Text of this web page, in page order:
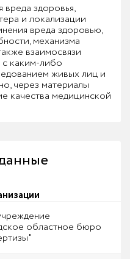
вреда здоровья,
и локализации
вреда здоровью,
механизма
взаимосвязи
каким-либо
живых лиц и
через материалы
качества медицинской
областное бюро